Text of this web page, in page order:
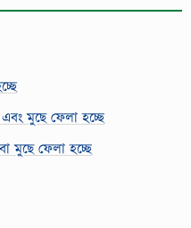
মুছে ফেলা হচ্ছে
মুছে ফেলা হচ্ছে